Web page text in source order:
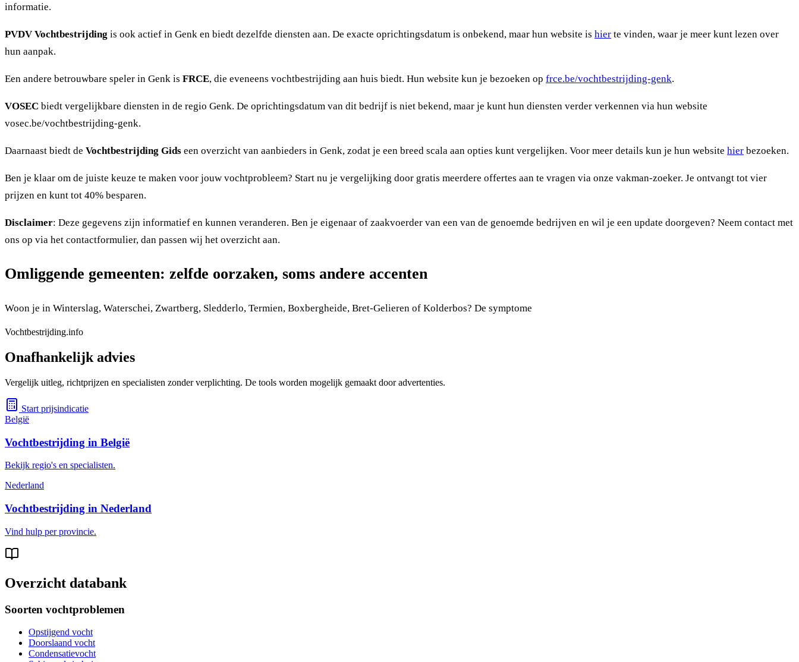
informatie.
PVDV Vochtbestrijding is ook actief in Genk en biedt dezelfde diensten aan. De exacte oprichtingsdatum is onbekend, maar hun website is hier te vinden, waar je meer kunt lezen over
hun aanpak.
Een andere betrouwbare speler in Genk is FRCE, die eveneens vochtbestrijding aan huis biedt. Hun website kun je bezoeken op frce.be/vochtbestrijding-genk.
VOSEC biedt vergelijkbare diensten in de regio Genk. De oprichtingsdatum van dit bedrijf is niet bekend, maar je kunt hun diensten verder verkennen via hun website
vosec.be/vochtbestrijding-genk.
Daarnaast biedt de Vochtbestrijding Gids een overzicht van aanbieders in Genk, zodat je een breed scala aan opties kunt vergelijken. Voor meer details kun je hun website hier bezoeken.
Ben je klaar om de juiste keuze te maken voor jouw vochtprobleem? Start nu je vergelijking door gratis meerdere offertes aan te vragen via onze vakman-zoeker. Je ontvangt tot vier
prijzen en kunt tot 40% besparen.
Disclaimer: Deze gegevens zijn informatief en kunnen veranderen. Ben je eigenaar of zaakvoerder van een van de genoemde bedrijven en wil je een update doorgeven? Neem contact met
ons op via het contactformulier, dan passen wij het overzicht aan.
Omliggende gemeenten: zelfde oorzaken, soms andere accenten
Woon je in Winterslag, Waterschei, Zwartberg, Sledderlo, Termien, Boxbergheide, Bret-Gelieren of Kolderbos? De symptome
Vochtbestrijding.info
Onafhankelijk advies
Vergelijk uitleg, richtprijzen en specialisten zonder verplichting. De tools worden mogelijk gemaakt door advertenties.
Start prijsindicatie
België
Vochtbestrijding in België
Bekijk regio's en specialisten.
Nederland
Vochtbestrijding in Nederland
Vind hulp per provincie.
Overzicht databank
Soorten vochtproblemen
Opstijgend vocht
Doorslaand vocht
Condensatievocht